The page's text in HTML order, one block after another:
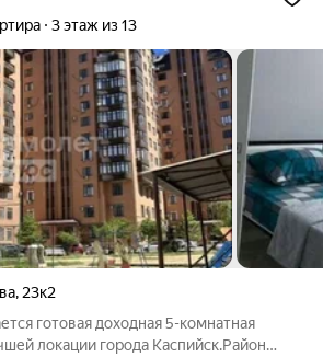
3 этаж из 13
, 23к2
готовая доходная 5-комнатная
локации города Каспийск.Район